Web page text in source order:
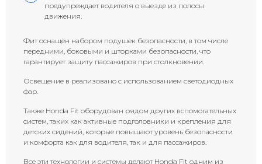
предупреждает водителя о выезде из полосы
движения.
Фит оснащён набором подушек безопасности, в том числе
передними, боковыми и шторками безопасности, что
гарантирует защиту пассажиров при столкновении.
Освещение в реализовано с использованием светодиодных
фар.
Также Honda Fit оборудован рядом других вспомогательных
систем, таких как активные подголовники и крепления для
детских сидений, которые повышают уровень безопасности
и комфорта как для водителя, так и для пассажиров.
Все эти технологии и системы делают Honda Fit одним из